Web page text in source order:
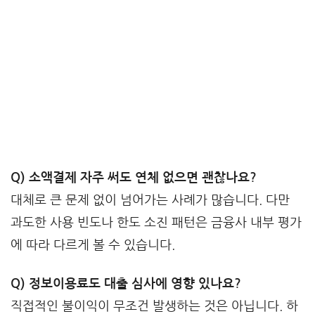
Q) 소액결제 자주 써도 연체 없으면 괜찮나요?
대체로 큰 문제 없이 넘어가는 사례가 많습니다. 다만
과도한 사용 빈도나 한도 소진 패턴은 금융사 내부 평가
에 따라 다르게 볼 수 있습니다.
Q) 정보이용료도 대출 심사에 영향 있나요?
직접적인 불이익이 무조건 발생하는 것은 아닙니다. 하